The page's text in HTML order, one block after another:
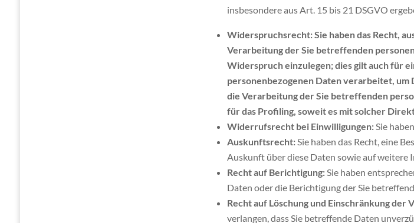
insbesondere aus Art. 15 bis 21 DSGVO
Widerspruchsrecht: Sie haben das Recht,
Verarbeitung der Sie betreffenden
Widerspruch einzulegen; dies gilt auch für
personenbezogenen Daten verarbeitet,
die Verarbeitung der Sie betreffenden
für das Profiling, soweit es mit solcher
Widerrufsrecht bei Einwilligungen: Sie
Auskunftsrecht: Sie haben das Recht, eine
Auskunft über diese Daten sowie auf weitere
Recht auf Berichtigung: Sie haben
Daten oder die Berichtigung der Sie
Recht auf Löschung und Einschränkung der
verlangen, dass Sie betreffende Daten